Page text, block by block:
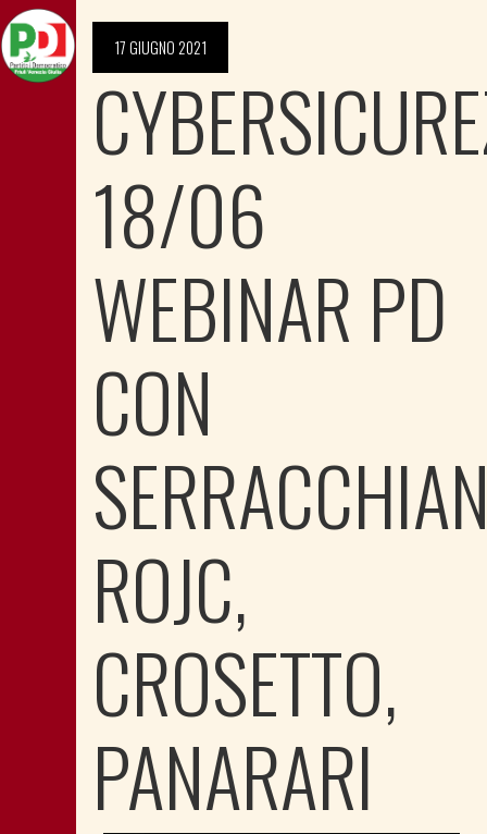
17 GIUGNO 2021
18/06
WEBINAR PD
CON
ROJC,
CROSETTO,
PANARARI